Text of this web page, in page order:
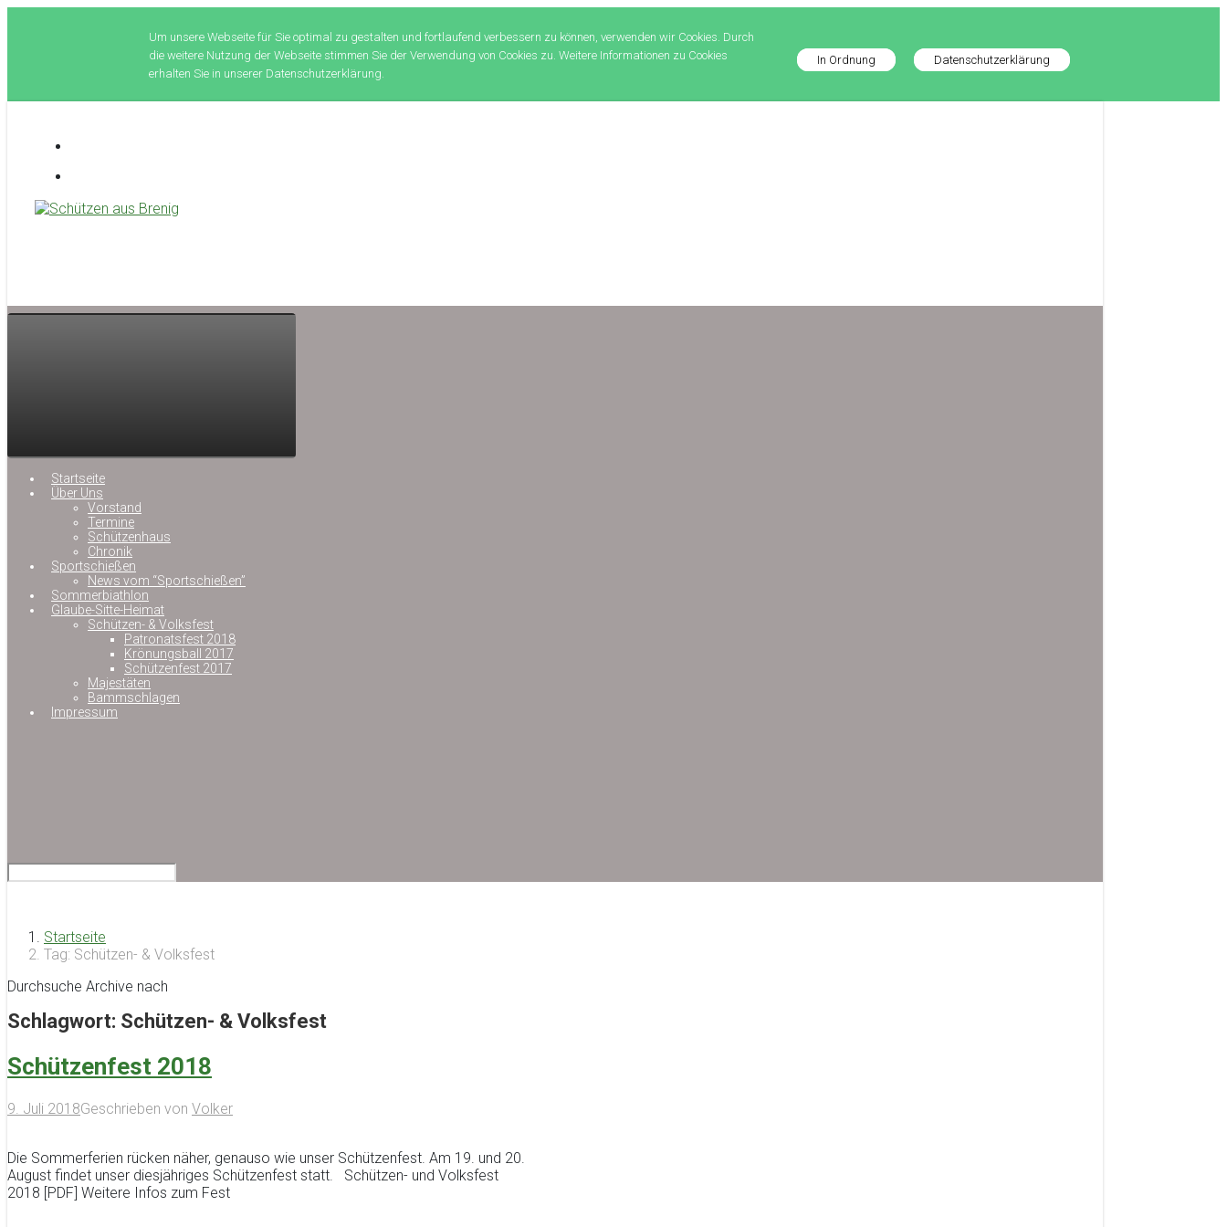
Um unsere Webseite für Sie optimal zu gestalten und fortlaufend verbessern zu können, verwenden wir Cookies. Durch
die weitere Nutzung der Webseite stimmen Sie der Verwendung von Cookies zu. Weitere Informationen zu Cookies
erhalten Sie in unserer Datenschutzerklärung.
In Ordnung Datenschutzerklärung
springen
Startseite
Über Uns
Vorstand
Termine
Schützenhaus
Chronik
Sportschießen
News vom “Sportschießen”
Sommerbiathlon
Glaube-Sitte-Heimat
Schützen- & Volksfest
Patronatsfest 2018
Krönungsball 2017
Schützenfest 2017
Majestäten
Bammschlagen
Impressum
Startseite
Tag: Schützen- & Volksfest
Durchsuche Archive nach
Schlagwort: Schützen- & Volksfest
Schützenfest 2018
9. Juli 2018Geschrieben von Volker
Die Sommerferien rücken näher, genauso wie unser Schützenfest. Am 19. und 20.
August findet unser diesjähriges Schützenfest statt. Schützen- und Volksfest
2018 [PDF] Weitere Infos zum Fest